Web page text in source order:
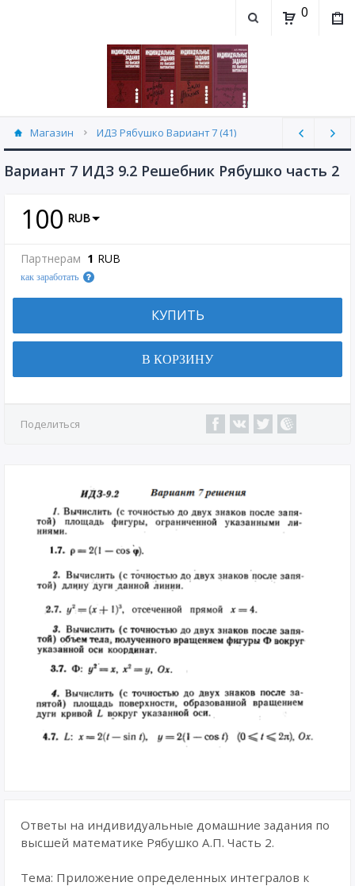
0
Магазин ИДЗ Рябушко Вариант 7 (41)
Вариант 7 ИДЗ 9.2 Решебник Рябушко часть 2
100 RUB
Партнерам 1 RUB
как заработать
КУПИТЬ
В КОРЗИНУ
Поделиться
Ответы на индивидуальные домашние задания по
высшей математике Рябушко А.П. Часть 2.
Тема: Приложение определенных интегралов к